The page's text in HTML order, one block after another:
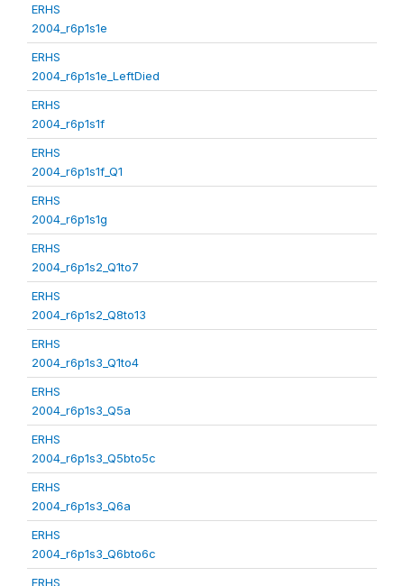
ERHS
2004_r6p1s1e
ERHS
2004_r6p1s1e_LeftDied
ERHS
2004_r6p1s1f
ERHS
2004_r6p1s1f_Q1
ERHS
2004_r6p1s1g
ERHS
2004_r6p1s2_Q1to7
ERHS
2004_r6p1s2_Q8to13
ERHS
2004_r6p1s3_Q1to4
ERHS
2004_r6p1s3_Q5a
ERHS
2004_r6p1s3_Q5bto5c
ERHS
2004_r6p1s3_Q6a
ERHS
2004_r6p1s3_Q6bto6c
ERHS